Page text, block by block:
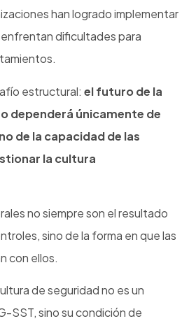
han logrado implementar
dificultades para
estructural: el futuro de la
dependerá únicamente de
de la capacidad de las
la cultura
no siempre son el resultado
sino de la forma en que las
con ellos.
de seguridad no es un
SST, sino su condición de